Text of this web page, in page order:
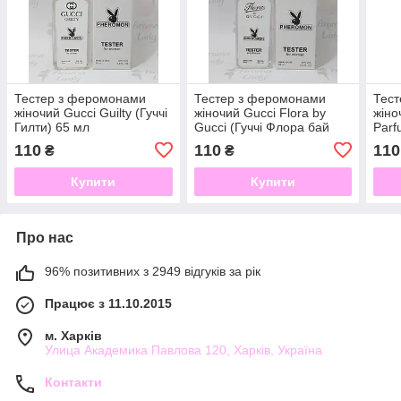
Тестер з феромонами
жіночий Gucci Guilty (Гуччі
Гилти) 65 мл
110 ₴
Купити
Тестер з феромонами
жіночий Gucci Flora by
Gucci (Гуччі Флора бай
110₴
Купити
110
Про нас
96% позитивних з 2949 відгуків за рік
Працює з 11.10.2015
м. Харків
Улица Академика Павлова 120, Харків, Україна
Контакти